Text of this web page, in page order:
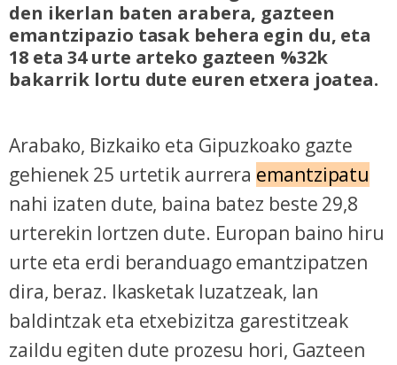
den ikerlan baten arabera, gazteen
emantzipazio tasak behera egin du, eta
18 eta 34 urte arteko gazteen %32k
bakarrik lortu dute euren etxera joatea.
Arabako, Bizkaiko eta Gipuzkoako gazte
gehienek 25 urtetik aurrera emantzipatu
nahi izaten dute, baina batez beste 29,8
urterekin lortzen dute. Europan baino hiru
urte eta erdi beranduago emantzipatzen
dira, beraz. Ikasketak luzatzeak, lan
baldintzak eta etxebizitza garestitzeak
zaildu egiten dute prozesu hori, Gazteen